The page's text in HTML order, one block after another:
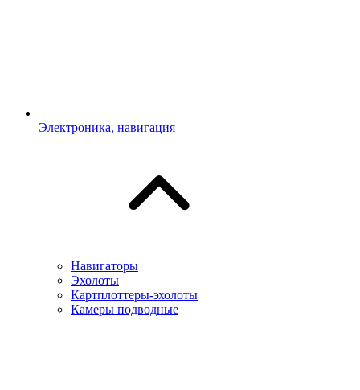
Электроника, навигация
Навигаторы
Эхолоты
Картплоттеры-эхолоты
Камеры подводные